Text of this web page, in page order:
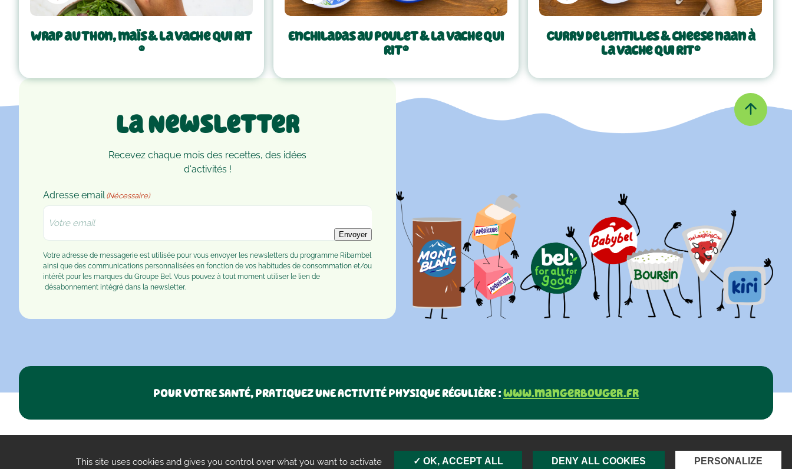
Wrap au thon, maïs & La Vache Qui Rit
®
Enchiladas au poulet & La Vache Qui
Rit®
Curry de lentilles & cheese naan à
La Vache Qui Rit®
La Newsletter
Recevez chaque mois des recettes, des idées
d'activités !
Adresse email (Nécessaire)
Envoyer
Votre adresse de messagerie est utilisée pour vous envoyer les newsletters du programme Ribambel
ainsi que des communications personnalisées en fonction de vos habitudes de consommation et/ou
intérêt pour les marques du Groupe Bel. Vous pouvez à tout moment utiliser le lien de
désabonnement intégré dans la newsletter.
POUR VOTRE SANTÉ, PRATIQUEZ UNE ACTIVITÉ PHYSIQUE RÉGULIÈRE :www.mangerbouger.fr
Mentions légalesContact
This site uses cookies and gives you control over what you want to activate OK, ACCEPT ALL DENY ALL COOKIES PERSONALIZE